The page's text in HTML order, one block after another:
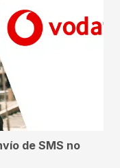
de SMS no